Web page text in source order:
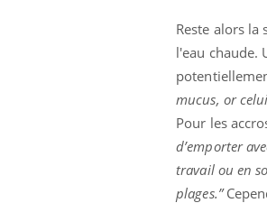
Reste alors
l'eau chaude.
mucus, or
Pour les
d’emporter
travail ou en
plages.”